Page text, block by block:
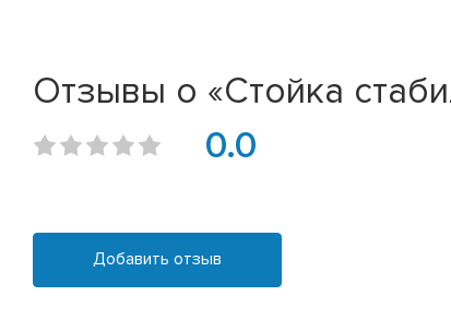
Отзывы о «Стойка
0.0
Добавить отзыв